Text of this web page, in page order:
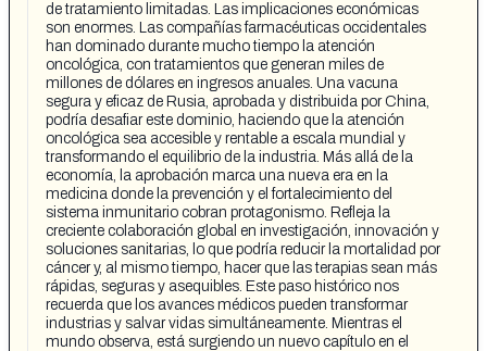
de tratamiento limitadas. Las implicaciones económicas
son enormes. Las compañías farmacéuticas occidentales
han dominado durante mucho tiempo la atención
oncológica, con tratamientos que generan miles de
millones de dólares en ingresos anuales. Una vacuna
segura y eficaz de Rusia, aprobada y distribuida por China,
podría desafiar este dominio, haciendo que la atención
oncológica sea accesible y rentable a escala mundial y
transformando el equilibrio de la industria. Más allá de la
economía, la aprobación marca una nueva era en la
medicina donde la prevención y el fortalecimiento del
sistema inmunitario cobran protagonismo. Refleja la
creciente colaboración global en investigación, innovación y
soluciones sanitarias, lo que podría reducir la mortalidad por
cáncer y, al mismo tiempo, hacer que las terapias sean más
rápidas, seguras y asequibles. Este paso histórico nos
recuerda que los avances médicos pueden transformar
industrias y salvar vidas simultáneamente. Mientras el
mundo observa, está surgiendo un nuevo capítulo en el